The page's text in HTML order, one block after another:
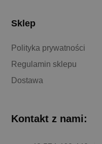
Sklep
Polityka prywatności
Regulamin sklepu
Dostawa
Kontakt z nami: